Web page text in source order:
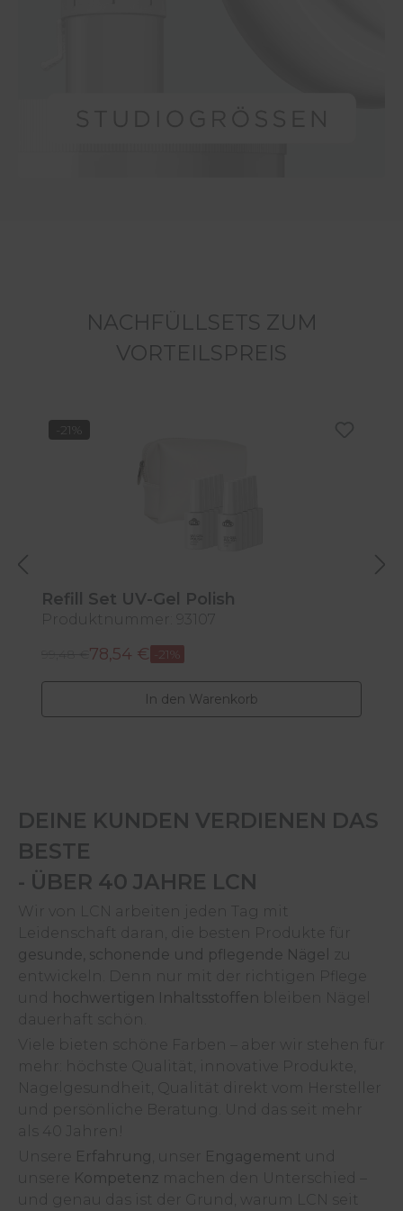
NACHFÜLLSETS ZUM
VORTEILSPREIS
Produktgalerie überspringen
-21%
Refill Set UV-Gel Polish
Produktnummer: 93107
Verkaufspreis:
Regulärer Preis:
78,54 € -21%
In den Warenkorb
DEINE KUNDEN VERDIENEN DAS
BESTE
- ÜBER 40 JAHRE LCN
Wir von LCN arbeiten jeden Tag mit
Leidenschaft daran, die besten Produkte für
gesunde, schonende und pflegende Nägel
zu
entwickeln. Denn nur mit der richtigen Pflege
und
hochwertigen Inhaltsstoffen bleiben Nägel
dauerhaft schön.
Viele bieten schöne Farben – aber wir stehen für
mehr: höchste Qualität, innovative Produkte,
Nagelgesundheit, Qualität direkt vom Hersteller
und persönliche Beratung. Und das seit mehr
als 40 Jahren!
Unsere
Erfahrung , unser Engagement
und
unsere
Kompetenz machen den Unterschied –
und genau das ist der Grund, warum LCN seit